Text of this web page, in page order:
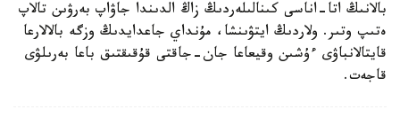
بالانىڭ اتا-اناسى كىنالىلەردىڭ زاڭ الدىندا جاۋاپ بەرۋىن تالاپ
ەتىپ وتىر. ولاردىڭ ايتۋىنشا، مۇنداي جاعدايدىڭ وزگە بالالارعا
قايتالانباۋى ءۇشىن وقيعاعا جان-جاقتى قۇقىقتىق باعا بەرىلۋى
قاجەت.